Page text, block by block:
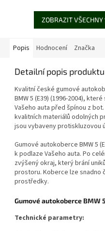
ZOBRAZIT VŠECHNY
Popis Hodnocení Značka
Detailní popis produktu
Kvalitní české gumové
BMW 5 (E39) (1996-2004),
Vašeho auta před špínou z
kvalitních materiálů odolných
jsou vybaveny protiskluzovou
Gumové autokoberce BMW 5
k podlaze Vašeho auta. Po
zvýšený okraj, který brání
prostoru. Koberce lze snadno
prostředky.
Gumové autokoberce BMW
Technické parametry: